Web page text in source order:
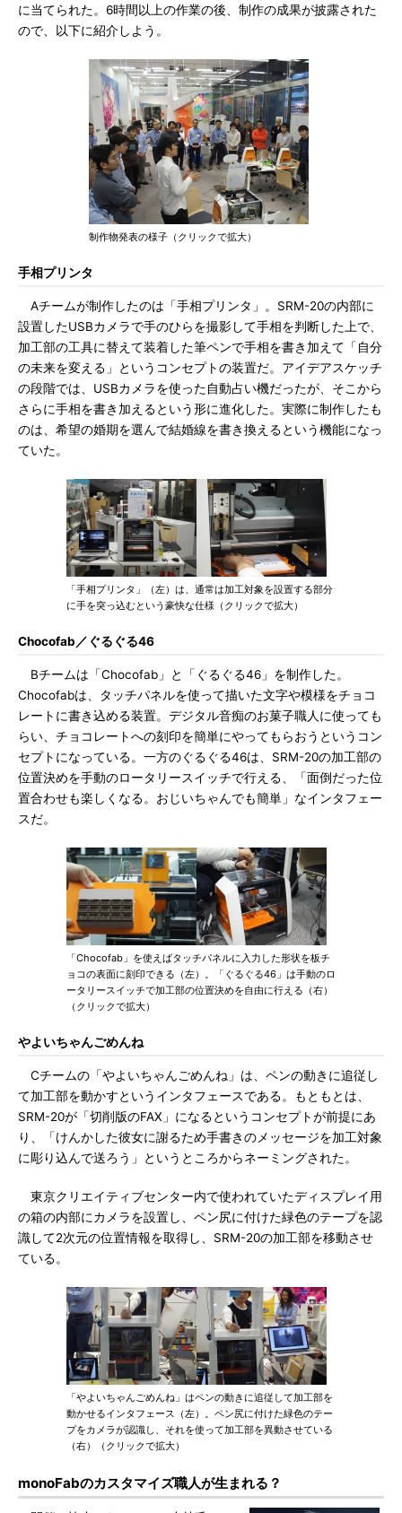
に当てられた。6時間以上の作業の後、制作の成果が披露された
ので、以下に紹介しよう。
制作物発表の様子（クリックで拡大）
手相プリンタ
Aチームが制作したのは「手相プリンタ」。SRM-20の内部に
設置したUSBカメラで手のひらを撮影して手相を判断した上で、
加工部の工具に替えて装着した筆ペンで手相を書き加えて「自分
の未来を変える」というコンセプトの装置だ。アイデアスケッチ
の段階では、USBカメラを使った自動占い機だったが、そこから
さらに手相を書き加えるという形に進化した。実際に制作したも
のは、希望の婚期を選んで結婚線を書き換えるという機能になっ
ていた。
「手相プリンタ」（左）は、通常は加工対象を設置する部分
に手を突っ込むという豪快な仕様（クリックで拡大）
Chocofab／ぐるぐる46
Bチームは「Chocofab」と「ぐるぐる46」を制作した。
Chocofabは、タッチパネルを使って描いた文字や模様をチョコ
レートに書き込める装置。デジタル音痴のお菓子職人に使っても
らい、チョコレートへの刻印を簡単にやってもらおうというコン
セプトになっている。一方のぐるぐる46は、SRM-20の加工部の
位置決めを手動のロータリースイッチで行える、「面倒だった位
置合わせも楽しくなる。おじいちゃんでも簡単」なインタフェー
スだ。
「Chocofab」を使えばタッチパネルに入力した形状を板チ
ョコの表面に刻印できる（左）。「ぐるぐる46」は手動のロ
ータリースイッチで加工部の位置決めを自由に行える（右）
（クリックで拡大）
やよいちゃんごめんね
Cチームの「やよいちゃんごめんね」は、ペンの動きに追従し
て加工部を動かすというインタフェースである。もともとは、
SRM-20が「切削版のFAX」になるというコンセプトが前提にあ
り、「けんかした彼女に謝るため手書きのメッセージを加工対象
に彫り込んで送ろう」というところからネーミングされた。
東京クリエイティブセンター内で使われていたディスプレイ用
の箱の内部にカメラを設置し、ペン尻に付けた緑色のテープを認
識して2次元の位置情報を取得し、SRM-20の加工部を移動させ
ている。
「やよいちゃんごめんね」はペンの動きに追従して加工部を
動かせるインタフェース（左）。ペン尻に付けた緑色のテー
プをカメラが認識し、それを使って加工部を異動させている
（右）（クリックで拡大）
monoFabのカスタマイズ職人が生まれる？